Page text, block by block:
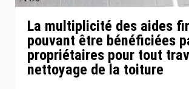
La multiplicité des aides
pouvant être bénéficiées
propriétaires pour tout
nettoyage de la toiture